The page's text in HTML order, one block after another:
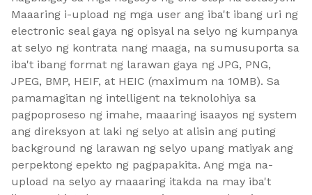
Maaaring i-upload ng mga user ang iba't ibang uri ng
electronic seal gaya ng opisyal na selyo ng kumpanya
at selyo ng kontrata nang maaga, na sumusuporta sa
iba't ibang format ng larawan gaya ng JPG, PNG,
JPEG, BMP, HEIF, at HEIC (maximum na 10MB). Sa
pamamagitan ng intelligent na teknolohiya sa
pagpoproseso ng imahe, maaaring isaayos ng system
ang direksyon at laki ng selyo at alisin ang puting
background ng larawan ng selyo upang matiyak ang
perpektong epekto ng pagpapakita. Ang mga na-
upload na selyo ay maaaring itakda na may iba't